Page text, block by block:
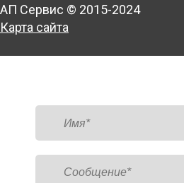
АП Сервис © 2015-2024
Карта сайта